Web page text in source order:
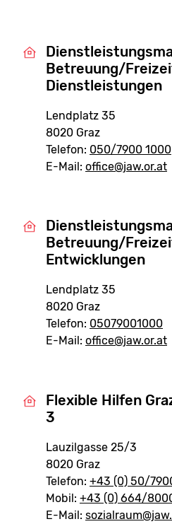
Betreuung/
Dienstleistungen
Lendplatz 35
8020 Graz
Telefon: 050/7900 1000
E-Mail: office@jaw.or.at
Betreuung/
Entwicklungen
Lendplatz 35
8020 Graz
Telefon: 05079001000
E-Mail: office@jaw.or.at
Flexible Hilfen
3
Lauzilgasse 25/3
8020 Graz
Telefon: +43 (0) 50/
Mobil: +43 (0) 664/
E-Mail: